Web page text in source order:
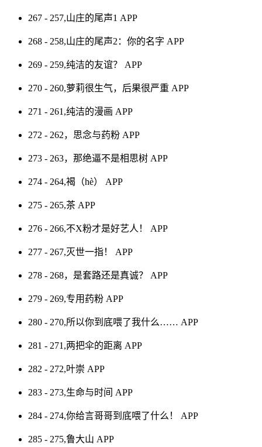
267 - 257,山庄的尾声1 APP
268 - 258,山庄的尾声2：你的名字 APP
269 - 259,纯洁的友谊？ APP
270 - 260,萝莉很生气，后果很严重 APP
271 - 261,纯洁的漫画 APP
272 - 262，思念与药粉 APP
273 - 263，那绝逼不是相思树 APP
274 - 264,褐（hè） APP
275 - 265,茶 APP
276 - 266,不X粉才是好艺人！ APP
277 - 267,灭世一指！ APP
278 - 268，是套路还是真诚？ APP
279 - 269,专用药粉 APP
280 - 270,所以你到底喂了我什么…… APP
281 - 271,两把伞的距离 APP
282 - 272,叶崇 APP
283 - 273,生命与时间 APP
284 - 274,你给言哥哥到底喂了什么！ APP
285 - 275,鲁大山 APP